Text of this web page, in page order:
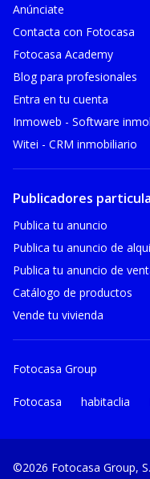
Anúnciate
Contacta con Fotocasa
Fotocasa Academy
Blog para profesionales
Entra en tu cuenta
Inmoweb - Software
Witei - CRM inmobiliario
Publicadores
Publica tu anuncio
Publica tu anuncio de
Publica tu anuncio de
Catálogo de productos
Vende tu vivienda
Fotocasa Group
Fotocasa habitaclia
©2026 Fotocasa Group,